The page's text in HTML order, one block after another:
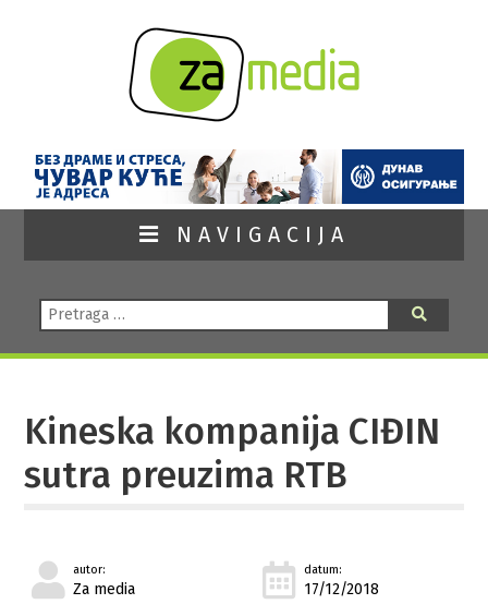
NAVIGACIJA
Pretraga:
Kineska kompanija CIĐIN
sutra preuzima RTB
autor:
Za media
datum:
17/12/2018